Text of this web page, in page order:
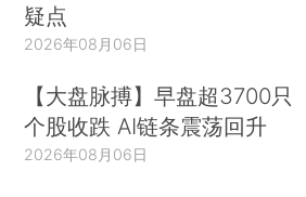
疑点
2026年08月06日
【大盘脉搏】早盘超3700只
个股收跌 AI链条震荡回升
2026年08月06日